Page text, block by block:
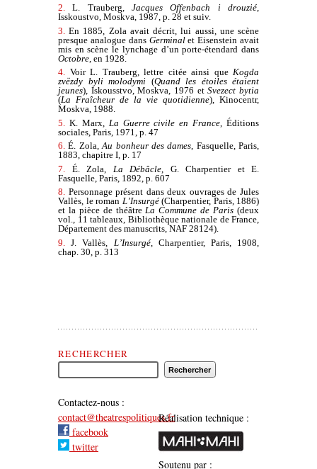
2.
L. Trauberg,Jacques Offenbach i drouzié,
Isskoustvo, Moskva, 1987, p. 28 et suiv.
3.
En 1885, Zola avait décrit, lui aussi, une scène
presque analogue dans Germinalet Eisenstein avait
mis en scène le lynchage d’un porte-étendard dans
Octobre , en 1928.
4. Voir L. Trauberg, lettre citée ainsi que Kogda
zvëzdy byli molodymi (Quand les étoiles étaient
jeunes), Iskousstvo, Moskva, 1976 etSvezect bytia
(La Fraîcheur de la vie quotidienne), Kinocentr,
Moskva, 1988.
5.
K. Marx, La Guerre civile en France , Éditions
sociales, Paris, 1971, p. 47
6. É. Zola,Au bonheur des dames, Fasquelle, Paris,
1883, chapitre I, p. 17
7.
É. Zola, La Débâcle , G. Charpentier et E.
Fasquelle, Paris, 1892, p. 607
8. Personnage présent dans deux ouvrages de Jules
Vallès, le roman L’Insurgé(Charpentier, Paris, 1886)
et la pièce de théâtreLa Commune de Paris (deux
vol., 11 tableaux, Bibliothèque nationale de France,
Département des manuscrits, NAF 28124).
9.
J. Vallès, L’Insurgé, Charpentier, Paris, 1908,
chap. 30, p. 313
Rechercher Théâtre(s) Politique(s)
RECHERCHER
Contactez-nous :
contact@theatrespolitiques.fr
facebook
twitter
Réalisation technique :
Soutenu par :